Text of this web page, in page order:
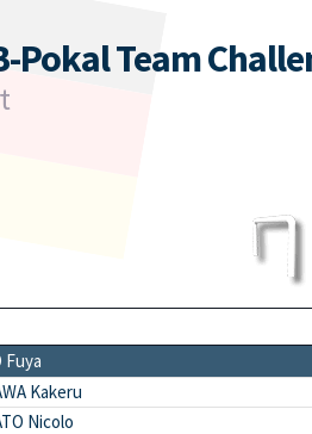
Pokal Team
Fuya
Kakeru
Nicolo